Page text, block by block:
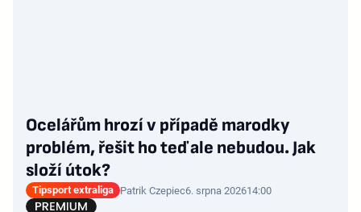
Ocelářům hrozí v případě marodky
problém, řešit ho teď ale nebudou. Jak
složí útok?
Tipsport extraliga Patrik Czepiec6. srpna 202614:00